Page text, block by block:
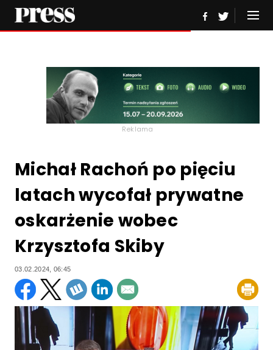
Reklama
Michał Rachoń po pięciu
latach wycofał prywatne
oskarżenie wobec
Krzysztofa Skiby
03.02.2024, 06:45